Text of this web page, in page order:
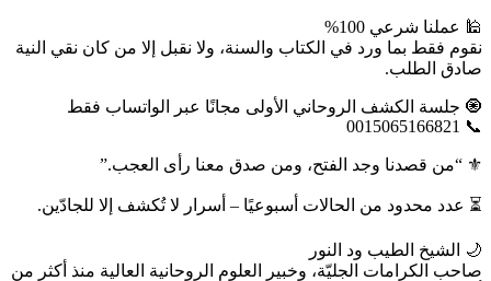
🕌 عملنا شرعي 100%
نقوم فقط بما ورد في الكتاب والسنة، ولا نقبل إلا من كان نقي النية
صادق الطلب.
🧿 جلسة الكشف الروحاني الأولى مجانًا عبر الواتساب فقط
📞 0015065166821
⚜️ “من قصدنا وجد الفتح، ومن صدق معنا رأى العجب.”
⏳ عدد محدود من الحالات أسبوعيًا – أسرار لا تُكشف إلا للجادّين.
🌙 الشيخ الطيب ود النور
صاحب الكرامات الجليّة، وخبير العلوم الروحانية العالية منذ أكثر من